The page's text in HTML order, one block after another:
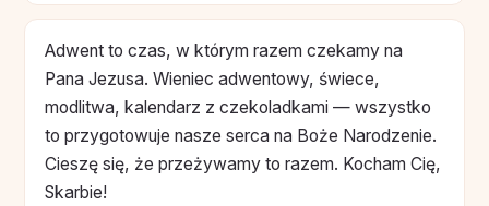
Adwent to czas, w którym razem czekamy na
Pana Jezusa. Wieniec adwentowy, świece,
modlitwa, kalendarz z czekoladkami — wszystko
to przygotowuje nasze serca na Boże Narodzenie.
Cieszę się, że przeżywamy to razem. Kocham Cię,
Skarbie!